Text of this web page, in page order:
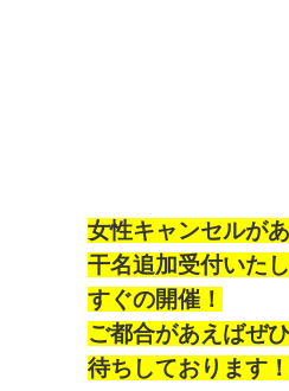
女性キャンセルが
干名追加受付いた
すぐの開催！
ご都合があえば
待ちしております！